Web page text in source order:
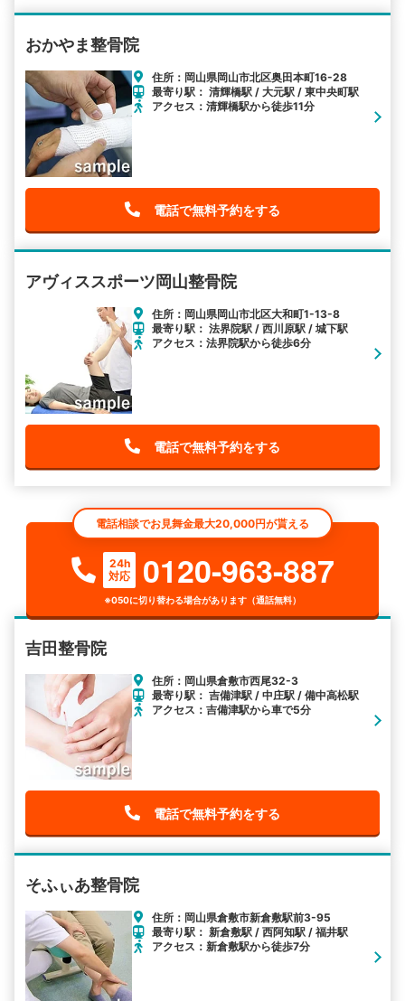
おかやま整骨院
住所：岡山県岡山市北区奥田本町16-28
最寄り駅： 清輝橋駅 / 大元駅 / 東中央町駅
アクセス：清輝橋駅から徒歩11分
電話で無料予約をする
アヴィススポーツ岡山整骨院
住所：岡山県岡山市北区大和町1-13-8
最寄り駅： 法界院駅 / 西川原駅 / 城下駅
アクセス：法界院駅から徒歩6分
電話で無料予約をする
電話相談でお見舞金最大20,000円が貰える
24h
対応
0120-963-887
※050に切り替わる場合があります（通話無料）
吉田整骨院
住所：岡山県倉敷市西尾32-3
最寄り駅： 吉備津駅 / 中庄駅 / 備中高松駅
アクセス：吉備津駅から車で5分
電話で無料予約をする
そふぃあ整骨院
住所：岡山県倉敷市新倉敷駅前3-95
最寄り駅： 新倉敷駅 / 西阿知駅 / 福井駅
アクセス：新倉敷駅から徒歩7分